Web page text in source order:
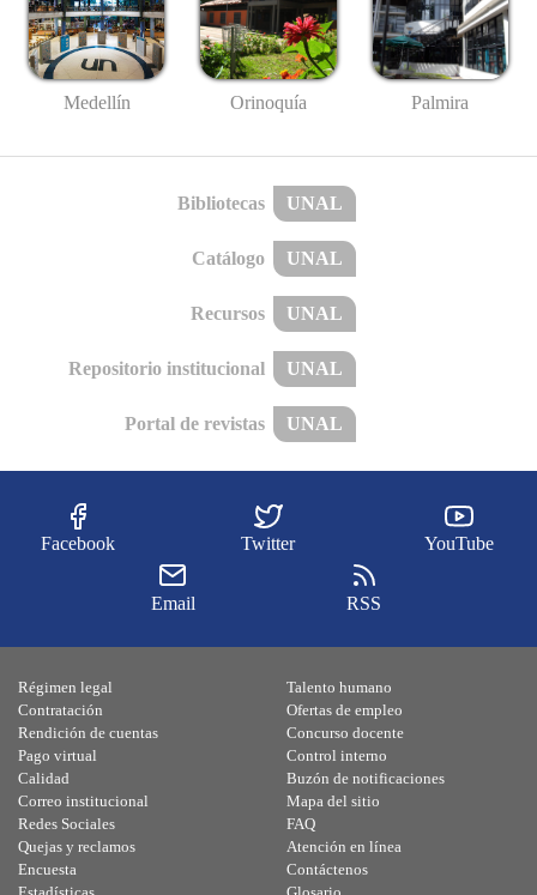
Medellín Orinoquía Palmira
Bibliotecas UNAL
Catálogo UNAL
Recursos UNAL
Repositorio institucional UNAL
Portal de revistas UNAL
Facebook Twitter YouTube
Email RSS
Régimen legal
Contratación
Rendición de cuentas
Pago virtual
Calidad
Talento humano
Ofertas de empleo
Concurso docente
Control interno
Buzón de notificaciones
Correo institucional
Redes Sociales
Quejas y reclamos
Encuesta
Mapa del sitio
FAQ
Atención en línea
Contáctenos